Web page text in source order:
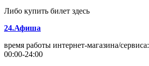
Либо купить билет здесь
24.Афиша
время работы интернет-магазина/сервиса:
00:00-24:00